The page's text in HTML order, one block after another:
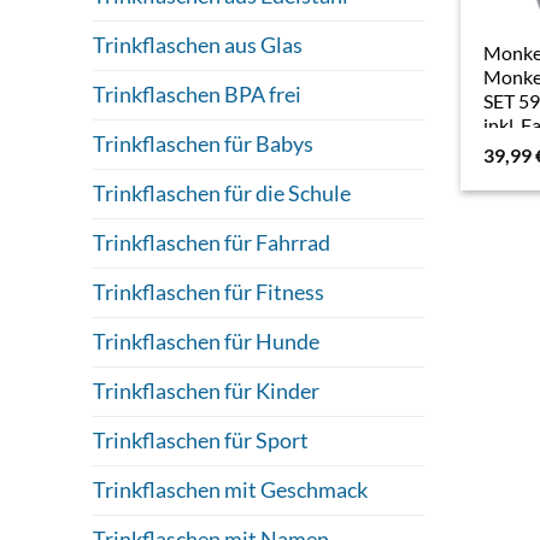
Trinkflaschen aus Glas
Trinkflaschen BPA frei
Trinkflaschen für Babys
Trinkflaschen für die Schule
Trinkflaschen für Fahrrad
Trinkflaschen für Fitness
Trinkflaschen für Hunde
Trinkflaschen für Kinder
Trinkflaschen für Sport
Trinkflaschen mit Geschmack
SET
inkl.
Tropf-
39,99